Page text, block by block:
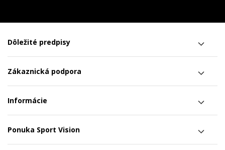
Dôležité predpisy
Zákaznická podpora
Informácie
Ponuka Sport Vision